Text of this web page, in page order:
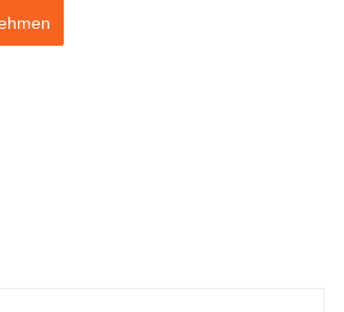
der Kunden. Und es gibt
vom American Petroleum
von uns verarbeiteten und